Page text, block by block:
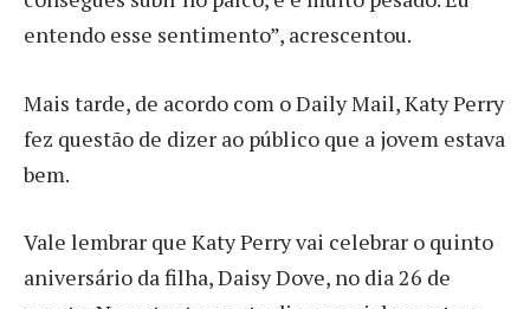
entendo esse sentimento”, acrescentou.
Mais tarde, de acordo com o Daily Mail, Katy Perry
fez questão de dizer ao público que a jovem estava
bem.
Vale lembrar que Katy Perry vai celebrar o quinto
aniversário da filha, Daisy Dove, no dia 26 de